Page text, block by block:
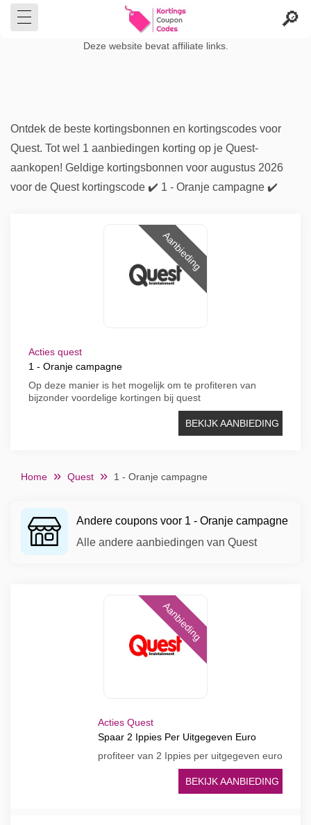
Deze website bevat affiliate links.
Ontdek de beste kortingsbonnen en kortingscodes voor
Quest. Tot wel 1 aanbiedingen korting op je Quest-
aankopen! Geldige kortingsbonnen voor augustus 2026
voor de Quest kortingscode ✔️ 1 - Oranje campagne ✔️
Aanbieding
Acties quest
1 - Oranje campagne
Op deze manier is het mogelijk om te profiteren van
bijzonder voordelige kortingen bij quest
BEKIJK AANBIEDING
Home Quest 1 - Oranje campagne
Andere coupons voor 1 - Oranje campagne
Alle andere aanbiedingen van Quest
Aanbieding
Acties Quest
Spaar 2 Ippies Per Uitgegeven Euro
profiteer van 2 Ippies per uitgegeven euro
BEKIJK AANBIEDING